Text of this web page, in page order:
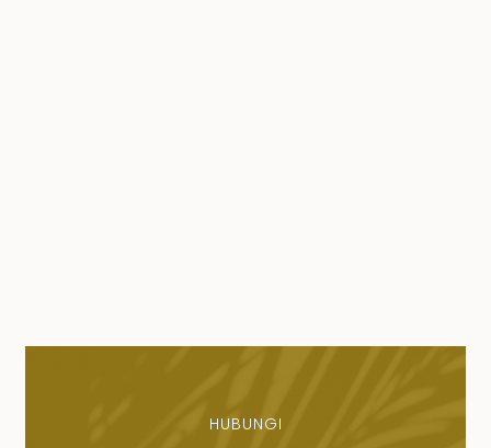
HUBUNGI